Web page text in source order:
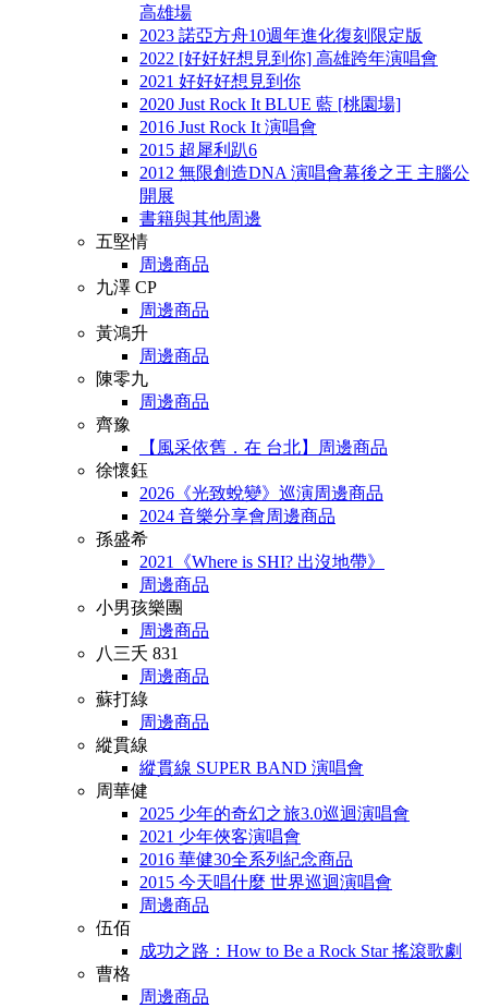
高雄場
2023 諾亞方舟10週年進化復刻限定版
2022 [好好好想見到你] 高雄跨年演唱會
2021 好好好想見到你
2020 Just Rock It BLUE 藍 [桃園場]
2016 Just Rock It 演唱會
2015 超犀利趴6
2012 無限創造DNA 演唱會幕後之王 主腦公
開展
書籍與其他周邊
五堅情
周邊商品
九澤 CP
周邊商品
黃鴻升
周邊商品
陳零九
周邊商品
齊豫
【風采依舊．在 台北】周邊商品
徐懷鈺
2026《光致蛻變》巡演周邊商品
2024 音樂分享會周邊商品
孫盛希
2021《Where is SHI? 出沒地帶》
周邊商品
小男孩樂團
周邊商品
八三夭 831
周邊商品
蘇打綠
周邊商品
縱貫線
縱貫線 SUPER BAND 演唱會
周華健
2025 少年的奇幻之旅3.0巡迴演唱會
2021 少年俠客演唱會
2016 華健30全系列紀念商品
2015 今天唱什麼 世界巡迴演唱會
周邊商品
伍佰
成功之路：How to Be a Rock Star 搖滾歌劇
曹格
周邊商品